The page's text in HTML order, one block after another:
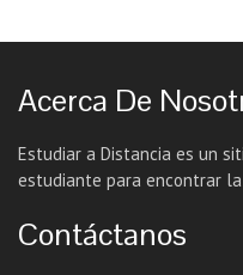
Acerca De
Estudiar a Distancia es un
estudiante para encontrar
Contáctanos